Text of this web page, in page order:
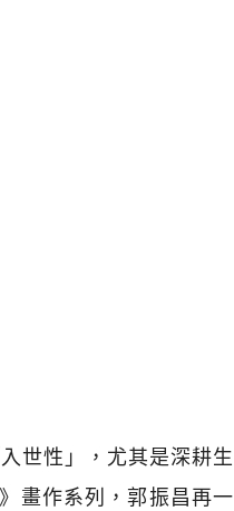
世性」，尤其是深耕生
畫作系列，郭振昌再一